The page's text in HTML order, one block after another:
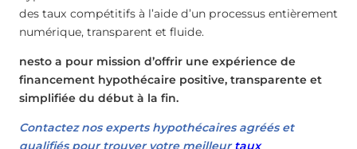
des taux compétitifs à l’aide d’un processus entièrement
numérique, transparent et fluide.
nesto a pour mission d’offrir une expérience de
financement hypothécaire positive, transparente et
simplifiée du début à la fin.
Contactez nos experts hypothécaires agréés et
qualifiés pour trouver votre meilleurtaux